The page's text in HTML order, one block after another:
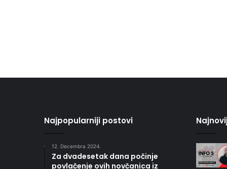
Najpopularniji postovi
12. Decembra 2024.
Za dvadesetak dana počinje
povlačenje ovih novčanica iz